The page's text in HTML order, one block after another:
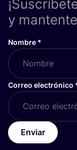
y
Nombre *
Correo electrónico
Enviar